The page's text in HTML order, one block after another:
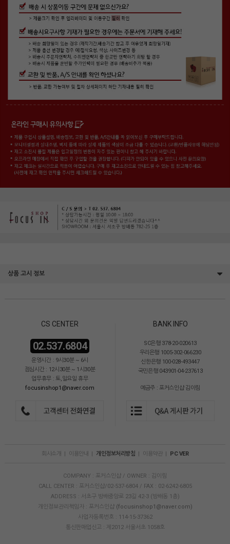
상품 고시 정보
CS CENTER
02.537.6804
운영시간 : 9시30분 ~ 6시
점심시간 : 12시30분 ~ 1시30분
업무휴무 : 토,일요일 휴무
focusinshop1@naver.com
BANK INFO
SC은행 378-20-020613
우리은행 1005-302-066230
신한은행 100-028-493447
국민은행 043901-04-237613
예금주 : 포커스인샵 김이림
회사소개 | 이용안내 | 개인정보처리방침 | 이용약관 | PC VER
COMPANY : 포커스인샵 / OWNER : 김이림
CALL CENTER : 포커스인샵/02-537-6804 / FAX : 02-6242-6805
ADDRESS : 서초구 방배중앙로 23길 42-3 (방배동 1층)
개인정보관리책임자 : 포커스인샵 (focusinshop1@naver.com)
사업자등록번호 : 114-15-37362
통신판매업신고 : 제2012 서울서초 1058호